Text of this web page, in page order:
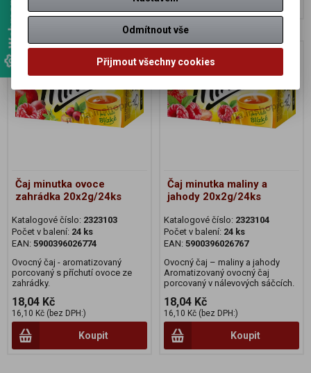
Akce
Čaj minutka ovoce
zahrádka 20x2g/24ks
Katalogové číslo: 2323103
Počet v balení: 24 ks
EAN: 5900396026774
Ovocný čaj - aromatizovaný
porcovaný s příchutí ovoce ze
zahrádky.
18,04 Kč
16,10 Kč (bez DPH:)
Koupit
Akce
Čaj minutka maliny a
jahody 20x2g/24ks
Katalogové číslo: 2323104
Počet v balení: 24 ks
EAN: 5900396026767
Ovocný čaj – maliny a jahody
Aromatizovaný ovocný čaj
porcovaný v nálevových sáčcích.
18,04 Kč
16,10 Kč (bez DPH:)
Koupit
Odmítnout vše
Přijmout všechny cookies